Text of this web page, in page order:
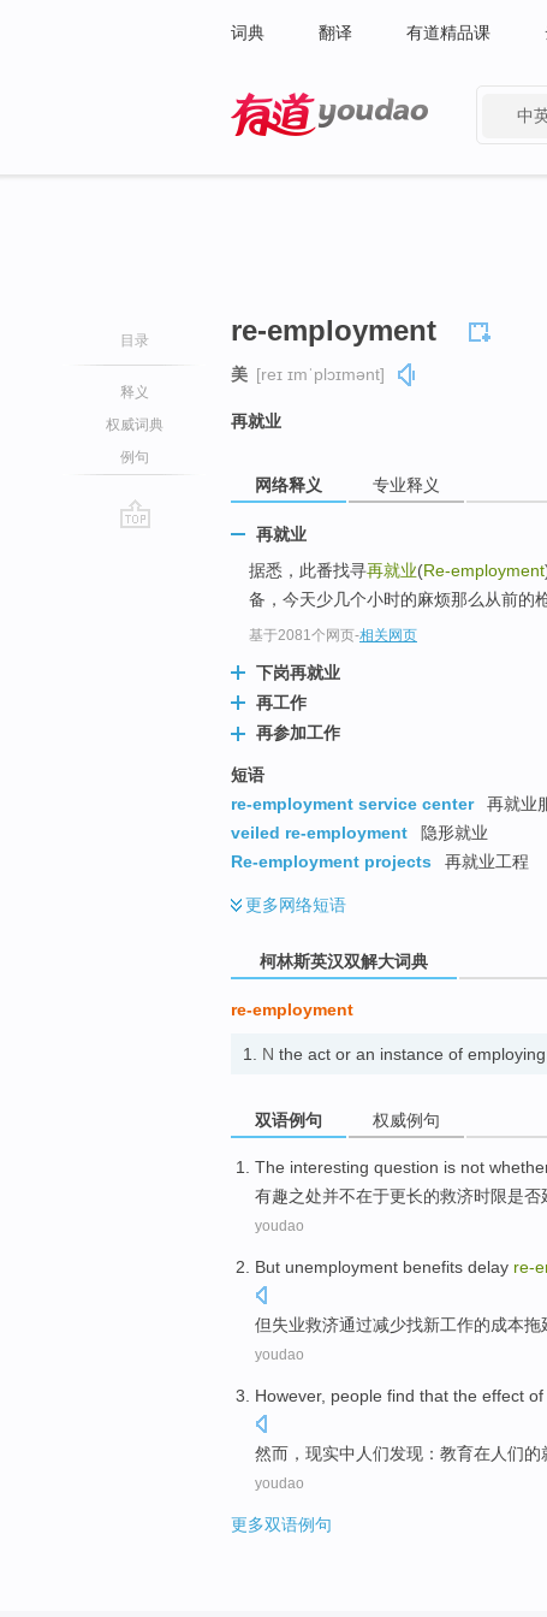
词典 翻译 有道精品课
中
目录
释义
权威词典
例句
re-employment
美 [reɪ ɪmˈplɔɪmənt]
再就业
网络释义 专业释义
再就业
据悉，此番找寻再就业(Re-employment
备，今天少几个小时的麻烦那么从前的
基于2081个网页-相关网页
下岗再就业
再工作
再参加工作
短语
re-employment service center
再就业
veiled re-employment
隐形就业
Re-employment projects
再就业工程
更多网络短语
柯林斯英汉双解大词典
re-employment
1. N the act or an instance of
双语例句 权威例句
The interesting question is not
有趣之处并不在于更长的救济时限是否
youdao
But unemployment benefits delay re-
但失业救济通过减少找新工作的成本拖
youdao
However, people find that the effect of
然而 ，现实中 人们发现 ： 教育在人们的
youdao
更多双语例句